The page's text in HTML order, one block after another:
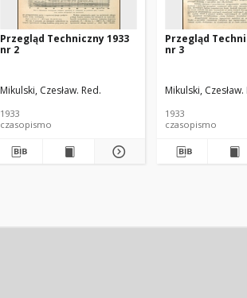
Przegląd Techniczny 1933
nr 2
Mikulski, Czesław. Red.
1933
czasopismo
Przegląd
nr 3
Mikulski, Czesław.
1933
czasopismo